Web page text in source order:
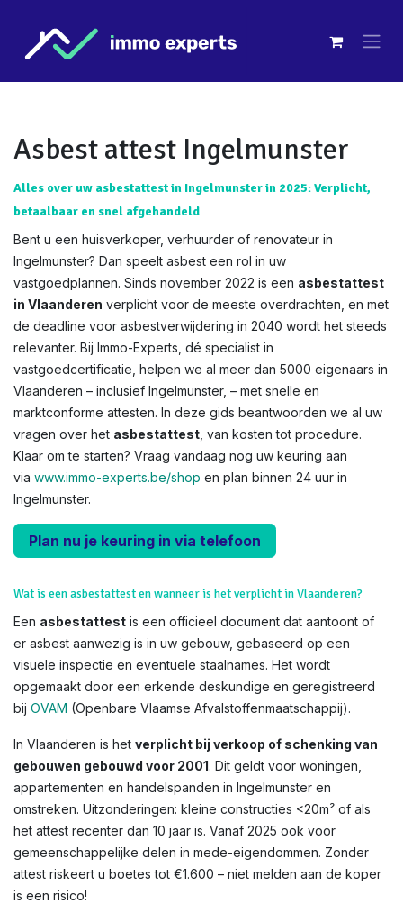
Asbest attest Ingelmunster
Alles over uw asbestattest in Ingelmunster in 2025: Verplicht,
betaalbaar en snel afgehandeld
Bent u een huisverkoper, verhuurder of renovateur in
Ingelmunster? Dan speelt asbest een rol in uw
vastgoedplannen. Sinds november 2022 is een asbestattest
in Vlaanderen verplicht voor de meeste overdrachten, en met
de deadline voor asbestverwijdering in 2040 wordt het steeds
relevanter. Bij Immo-Experts, dé specialist in
vastgoedcertificatie, helpen we al meer dan 5000 eigenaars in
Vlaanderen – inclusief Ingelmunster, – met snelle en
marktconforme attesten. In deze gids beantwoorden we al uw
vragen over het asbestattest , van kosten tot procedure.
Klaar om te starten? Vraag vandaag nog uw keuring aan
via www.immo-experts.be/shop en plan binnen 24 uur in
Ingelmunster.
Plan nu je keuring in via telefoon
Wat is een asbestattest en wanneer is het verplicht in Vlaanderen?
Een asbestattest is een officieel document dat aantoont of
er asbest aanwezig is in uw gebouw, gebaseerd op een
visuele inspectie en eventuele staalnames. Het wordt
opgemaakt door een erkende deskundige en geregistreerd
bij OVAM (Openbare Vlaamse Afvalstoffenmaatschappij).
In Vlaanderen is het verplicht bij verkoop of schenking van
gebouwen gebouwd voor 2001. Dit geldt voor woningen,
appartementen en handelspanden in Ingelmunster en
omstreken. Uitzonderingen: kleine constructies <20m² of als
het attest recenter dan 10 jaar is. Vanaf 2025 ook voor
gemeenschappelijke delen in mede-eigendommen. Zonder
attest riskeert u boetes tot €1.600 – niet melden aan de koper
is een risico!​